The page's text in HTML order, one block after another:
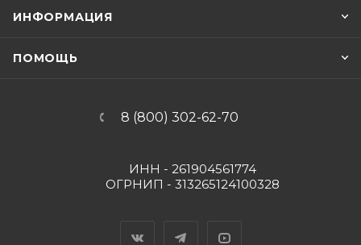
ИНФОРМАЦИЯ
ПОМОЩЬ
8 (800) 302-62-70
ИНН - 261904561774
ОГРНИП - 313265124100328